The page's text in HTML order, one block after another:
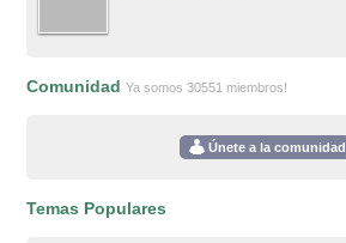
ComunidadYa somos 30551 miembros!
Únete a la comunidad
Temas Populares